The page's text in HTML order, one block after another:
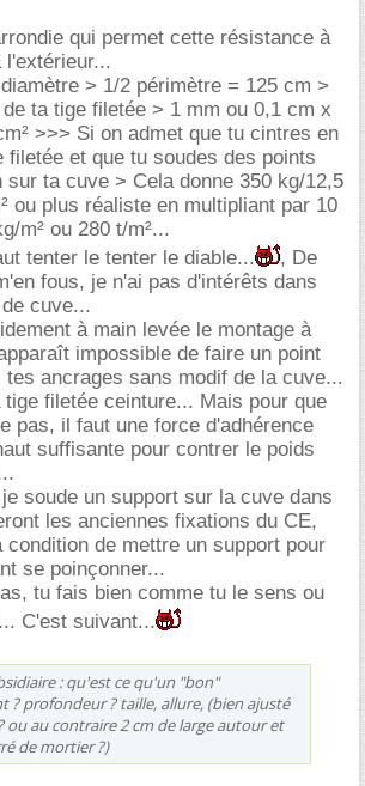
qui permet cette résistance à
l'extérieur...
> 1/2 périmètre = 125 cm >
ta tige filetée > 1 mm ou 0,1 cm x
>>> Si on admet que tu cintres en
filetée et que tu soudes des points
sur ta cuve > Cela donne 350 kg/12,5
ou plus réaliste en multipliant par 10
m² ou 280 t/m²...
tenter le tenter le diable...
, De
fous, je n'ai pas d'intérêts dans
cuve...
à main levée le montage à
impossible de faire un point
tes ancrages sans modif de la cuve...
filetée ceinture... Mais pour que
pas, il faut une force d'adhérence
suffisante pour contrer le poids
soude un support sur la cuve dans
les anciennes fixations du CE,
condition de mettre un support pour
se poinçonner...
tu fais bien comme tu le sens ou
C'est suivant...
: qu'est ce qu'un "bon"
? profondeur ? taille, allure, (bien ajusté
ou au contraire 2 cm de large autour et
de mortier ?)